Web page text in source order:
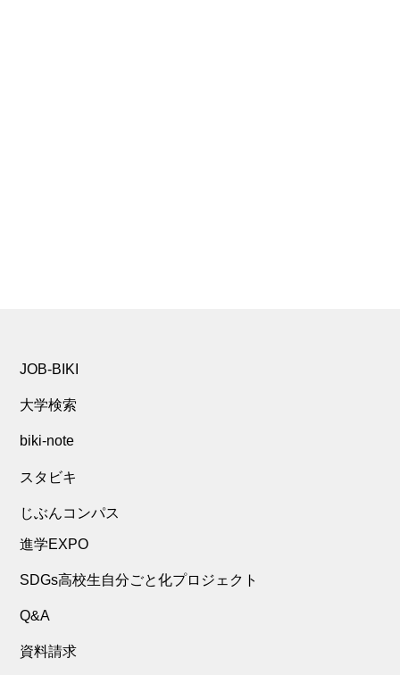
JOB-BIKI
大学検索
biki-note
スタビキ
じぶんコンパス
進学EXPO
SDGs高校生自分ごと化プロジェクト
Q&A
資料請求